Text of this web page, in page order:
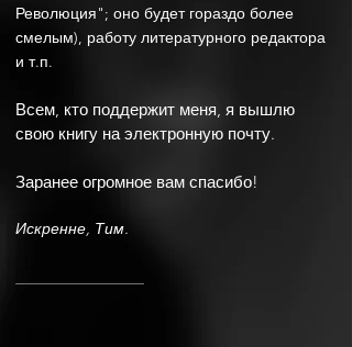
Революция"; оно будет гораздо более
смелым), работу литературного редактора
и т.п.
Всем, кто поддержит меня, я вышлю
свою книгу на электронную почту.
Заранее огромное вам спасибо!
Искренне, Тим.